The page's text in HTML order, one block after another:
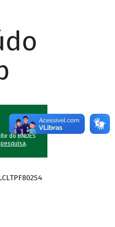
do BNDES
pesquisa.